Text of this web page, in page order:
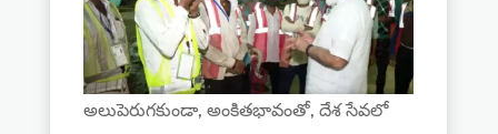
అలుపెరుగకుండా, అంకితభావంతో, దేశ సేవలో